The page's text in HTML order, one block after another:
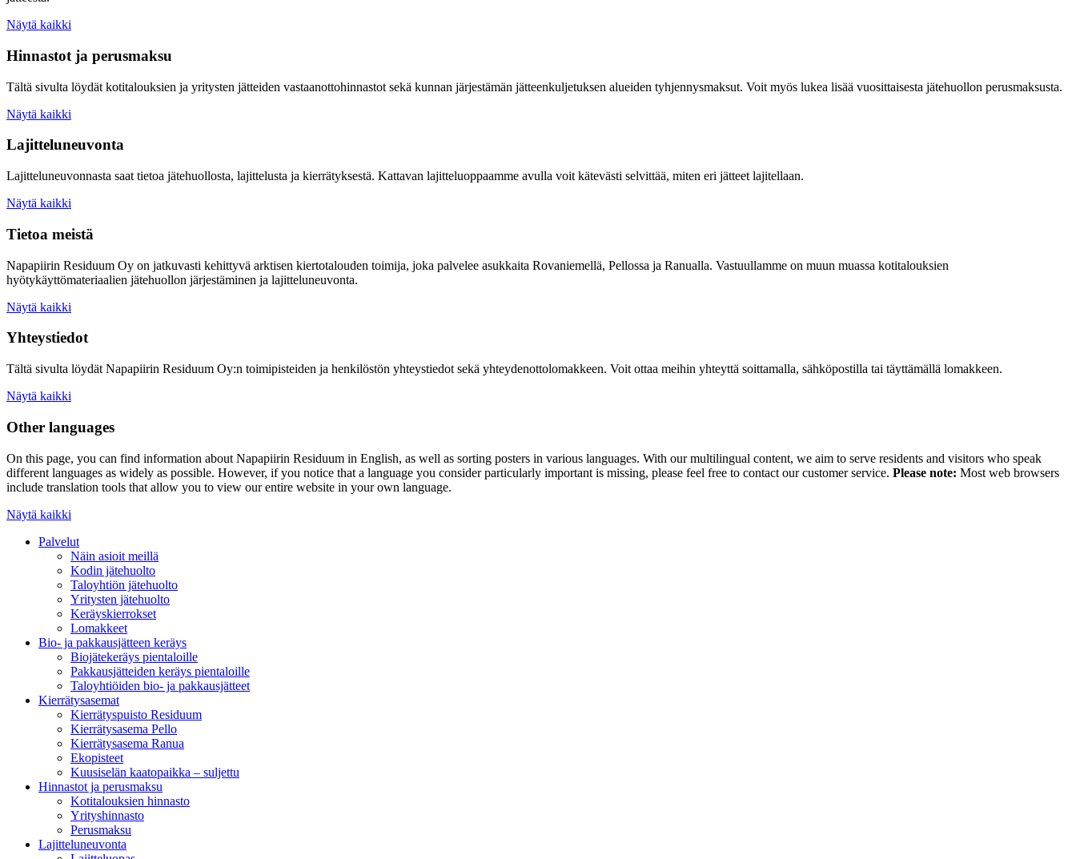
Näytä kaikki
Hinnastot ja perusmaksu
Tältä sivulta löydät kotitalouksien ja yritysten jätteiden vastaanottohinnastot sekä kunnan järjestämän jätteenkuljetuksen alueiden tyhjennysmaksut. Voit myös lukea lisää vuosittaisesta jätehuollon perusmaksusta.
Näytä kaikki
Lajitteluneuvonta
Lajitteluneuvonnasta saat tietoa jätehuollosta, lajittelusta ja kierrätyksestä. Kattavan lajitteluoppaamme avulla voit kätevästi selvittää, miten eri jätteet lajitellaan.
Näytä kaikki
Tietoa meistä
Napapiirin Residuum Oy on jatkuvasti kehittyvä arktisen kiertotalouden toimija, joka palvelee asukkaita Rovaniemellä, Pellossa ja Ranualla. Vastuullamme on muun muassa kotitalouksien
hyötykäyttömateriaalien jätehuollon järjestäminen ja lajitteluneuvonta.
Näytä kaikki
Yhteystiedot
Tältä sivulta löydät Napapiirin Residuum Oy:n toimipisteiden ja henkilöstön yhteystiedot sekä yhteydenottolomakkeen. Voit ottaa meihin yhteyttä soittamalla, sähköpostilla tai täyttämällä lomakkeen.
Näytä kaikki
Other languages
On this page, you can find information about Napapiirin Residuum in English, as well as sorting posters in various languages. With our multilingual content, we aim to serve residents and visitors who speak
different languages as widely as possible. However, if you notice that a language you consider particularly important is missing, please feel free to contact our customer service. Please note: Most web browsers
include translation tools that allow you to view our entire website in your own language.
Näytä kaikki
Palvelut
Näin asioit meillä
Kodin jätehuolto
Taloyhtiön jätehuolto
Yritysten jätehuolto
Keräyskierrokset
Lomakkeet
Bio- ja pakkausjätteen keräys
Biojätekeräys pientaloille
Pakkausjätteiden keräys pientaloille
Taloyhtiöiden bio- ja pakkausjätteet
Kierrätysasemat
Kierrätyspuisto Residuum
Kierrätysasema Pello
Kierrätysasema Ranua
Ekopisteet
Kuusiselän kaatopaikka – suljettu
Hinnastot ja perusmaksu
Kotitalouksien hinnasto
Yrityshinnasto
Perusmaksu
Lajitteluneuvonta